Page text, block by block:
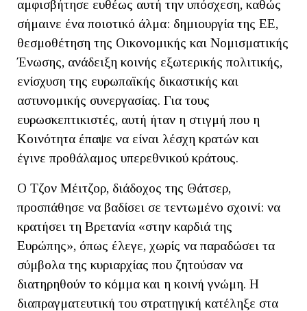
αμφισβήτησε ευθέως αυτή την υπόσχεση, καθώς
σήμαινε ένα ποιοτικό άλμα: δημιουργία της ΕΕ,
θεσμοθέτηση της Οικονομικής και Νομισματικής
Ένωσης, ανάδειξη κοινής εξωτερικής πολιτικής,
ενίσχυση της ευρωπαϊκής δικαστικής και
αστυνομικής συνεργασίας. Για τους
ευρωσκεπτικιστές, αυτή ήταν η στιγμή που η
Κοινότητα έπαψε να είναι λέσχη κρατών και
έγινε προθάλαμος υπερεθνικού κράτους.
Ο Τζον Μέιτζορ, διάδοχος της Θάτσερ,
προσπάθησε να βαδίσει σε τεντωμένο σχοινί: να
κρατήσει τη Βρετανία «στην καρδιά της
Ευρώπης», όπως έλεγε, χωρίς να παραδώσει τα
σύμβολα της κυριαρχίας που ζητούσαν να
διατηρηθούν το κόμμα και η κοινή γνώμη. Η
διαπραγματευτική του στρατηγική κατέληξε στα